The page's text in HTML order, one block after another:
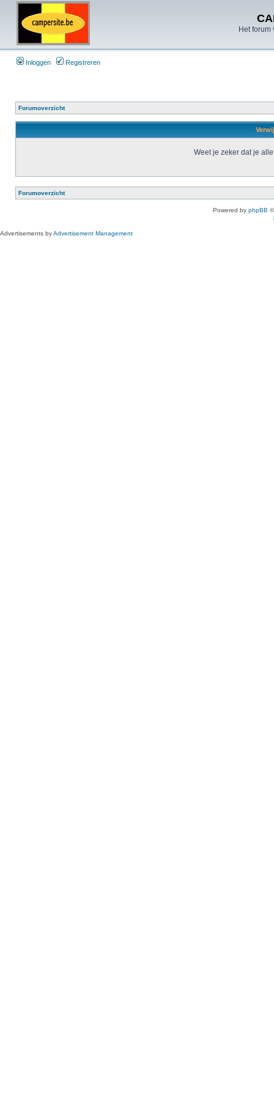
Het
Inloggen Registreren
Forumoverzicht
Weet je zeker dat je
Forumoverzicht
Powered by phpBB
Advertisements byAdvertisement Management